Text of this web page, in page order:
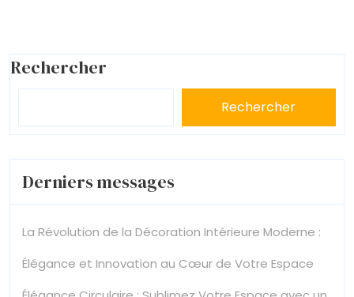
Rechercher
Rechercher
Derniers messages
La Révolution de la Décoration Intérieure Moderne :
Élégance et Innovation au Cœur de Votre Espace